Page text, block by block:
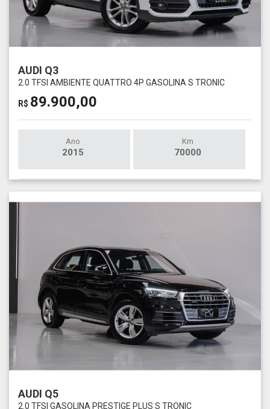
AUDI Q3
2.0 TFSI AMBIENTE QUATTRO 4P GASOLINA S TRONIC
R$ 89.900,00
Ano
2015
Km
70000
AUDI Q5
2.0 TFSI GASOLINA PRESTIGE PLUS S TRONIC